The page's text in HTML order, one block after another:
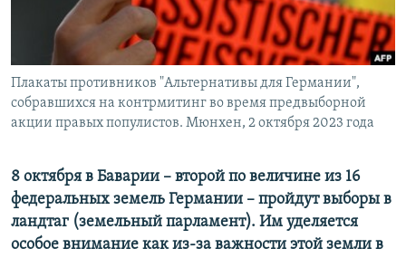
ELIFBE
УКРАИНСКАЯ ПРОБЛЕМА КРЫМА
Все сайты RFE/RL
Плакаты противников "Альтернативы для Германии",
собравшихся на контрмитинг во время предвыборной
акции правых популистов. Мюнхен, 2 октября 2023 года
8 октября в Баварии – второй по величине из 16
федеральных земель Германии – пройдут выборы в
ландтаг (земельный парламент). Им уделяется
особое внимание как из-за важности этой земли в